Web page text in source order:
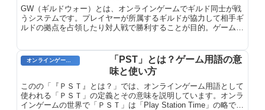
GW（ギルドウォー）とは、オンラインゲームでギルド同士が戦
うシステムです。プレイヤーが所属するギルドが協力して相手ギ
ルドの拠点を占領したり対人戦で勝利することが目的。ゲームに
オンラインゲームのプレイに関する用語
「PST」とは？ゲーム用語の意
味と使い方
このの「『ＰＳＴ』とは？」では、オンラインゲーム用語として
使われる「ＰＳＴ」の定義とその意味を説明しています。オンラ
インゲームの世界で「ＰＳＴ」は「Play Station Time」の略で、